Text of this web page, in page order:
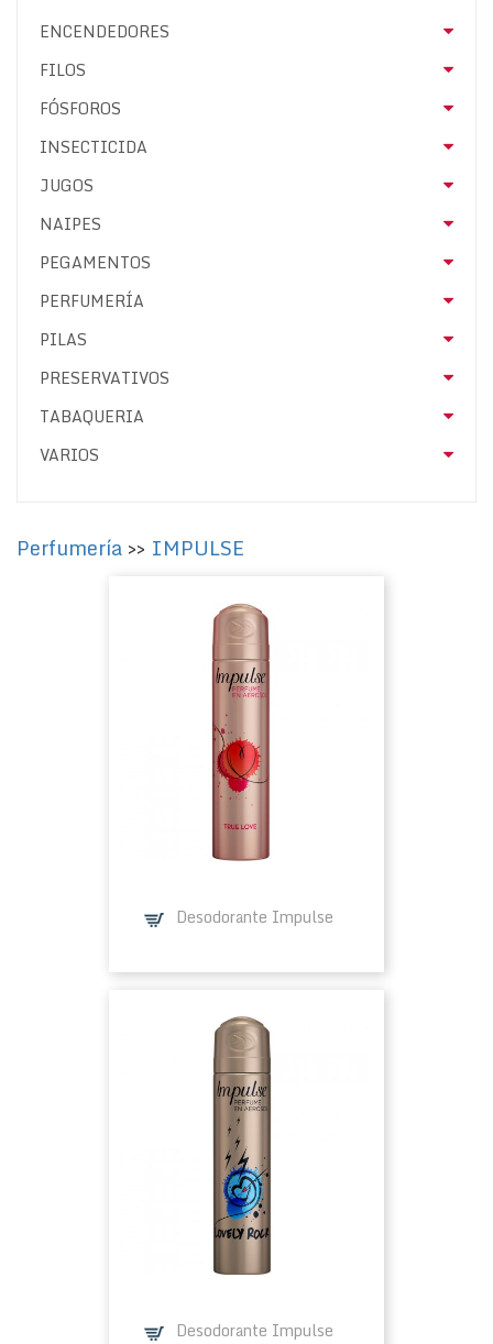
ENCENDEDORES
FILOS
FÓSFOROS
INSECTICIDA
JUGOS
NAIPES
PEGAMENTOS
PERFUMERÍA
PILAS
PRESERVATIVOS
TABAQUERIA
VARIOS
Perfumería >> IMPULSE
Desodorante Impulse
Desodorante Impulse